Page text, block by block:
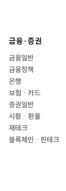
금융·증권
금융일반
금융정책
은행
보험ㆍ카드
증권일반
시황ㆍ환율
재테크
블록체인ㆍ핀테크